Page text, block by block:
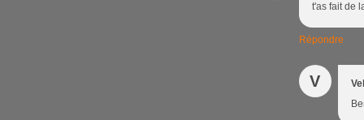
t'as fait de
Répondre
V